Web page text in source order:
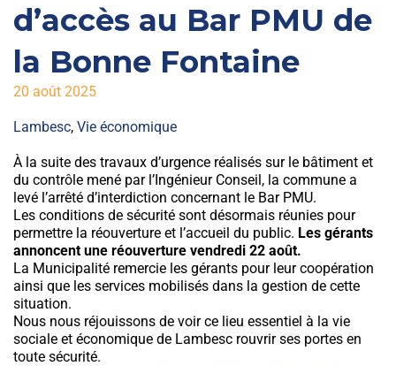
d’accès au Bar PMU de
la Bonne Fontaine
20 août 2025
Lambesc, Vie économique
À la suite des travaux d’urgence réalisés sur le bâtiment et
du contrôle mené par l’Ingénieur Conseil, la commune a
levé l’arrêté d’interdiction concernant le Bar PMU.
Les conditions de sécurité sont désormais réunies pour
permettre la réouverture et l’accueil du public. Les gérants
annoncent une réouverture vendredi 22 août.
La Municipalité remercie les gérants pour leur coopération
ainsi que les services mobilisés dans la gestion de cette
situation.
Nous nous réjouissons de voir ce lieu essentiel à la vie
sociale et économique de Lambesc rouvrir ses portes en
toute sécurité.